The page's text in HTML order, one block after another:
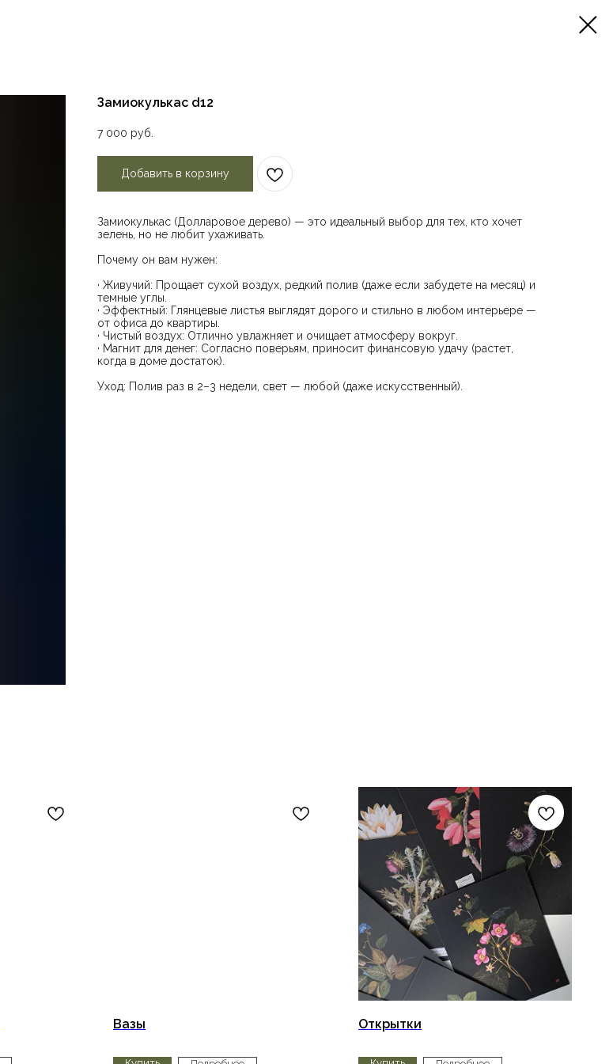
Замиокулькас d12
7 000 руб.
Добавить в корзину
Замиокулькас (Долларовое дерево) — это идеальный выбор для тех, кто хочет
зелень, но не любит ухаживать.
Почему он вам нужен:
· Живучий: Прощает сухой воздух, редкий полив (даже если забудете на месяц) и
темные углы.
· Эффектный: Глянцевые листья выглядят дорого и стильно в любом интерьере —
от офиса до квартиры.
· Чистый воздух: Отлично увлажняет и очищает атмосферу вокруг.
· Магнит для денег: Согласно поверьям, приносит финансовую удачу (растет,
когда в доме достаток).
Уход: Полив раз в 2–3 недели, свет — любой (даже искусственный).
Вазы Открытки